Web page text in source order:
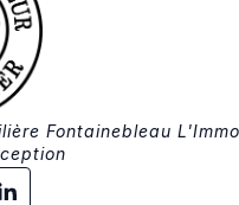
Fontainebleau